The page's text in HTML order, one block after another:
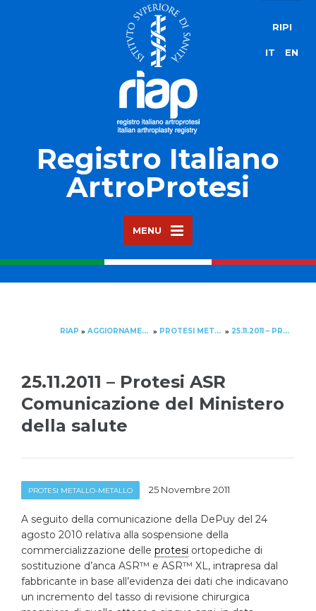
Registro Italiano
ArtroProtesi
MENU
RIPI
IT EN
RIAP » AGGIORNAMENTO » PROTESI METALLO-METALLO » 25.11.2011 – PROTESI ASR COMUNICAZIONE DEL MINISTERO DELLA SALUTE
25.11.2011 – Protesi ASR
Comunicazione del Ministero
della salute
PROTESI METALLO-METALLO 25 Novembre 2011
A seguito della comunicazione della DePuy del 24
agosto 2010 relativa alla sospensione della
commercializzazione delle protesi ortopediche di
sostituzione d’anca ASR™ e ASR™ XL, intrapresa dal
fabbricante in base all’evidenza dei dati che indicavano
un incremento del tasso di revisione chirurgica